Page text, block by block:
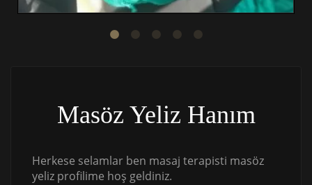
Masöz Yeliz Hanım
Herkese selamlar ben masaj terapisti masöz
yeliz profilime hoş geldiniz.